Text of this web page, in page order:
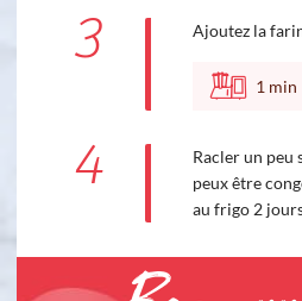
3 Ajoutez la
1 min
4
Racler un peu
peux être
au frigo 2